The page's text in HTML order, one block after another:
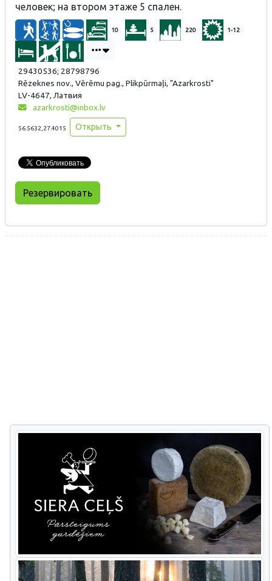
человек; на втором этаже 5 спален.
10 5 220 1-12
29430536; 28798796
Rēzeknes nov., Vērēmu pag., Plikpūrmaļi, "Azarkrosti"
LV-4647, Латвия
azarkrosti@inbox.lv
56.5632,27.4015 Открыть
Резервировать